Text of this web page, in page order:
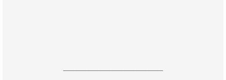
------------------------------------------------------------------